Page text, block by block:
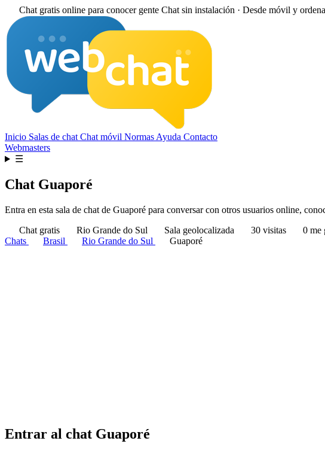
Chat gratis online para conocer gente Chat sin instalación · Desde móvil y
Inicio Salas de chat Chat móvil Normas Ayuda Contacto
Webmasters
☰
Chat Guaporé
Entra en esta sala de chat de Guaporé para conversar con otros usuarios online,
Chat gratis
Rio Grande do Sul Sala geolocalizada 30 visitas
0 me
Chats
Brasil Rio Grande do Sul Guaporé
Entrar al chat Guaporé